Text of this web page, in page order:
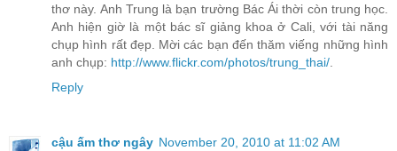
thơ này. Anh Trung là bạn trường Bác Ái thời còn trung học.
Anh hiện giờ là một bác sĩ giảng khoa ở Cali, với tài năng
chụp hình rất đẹp. Mời các bạn đến thăm viếng những hình
anh chụp: http://www.flickr.com/photos/trung_thai/
Reply
cậu ấm thơ ngây November 20, 2010 at 11:02 AM